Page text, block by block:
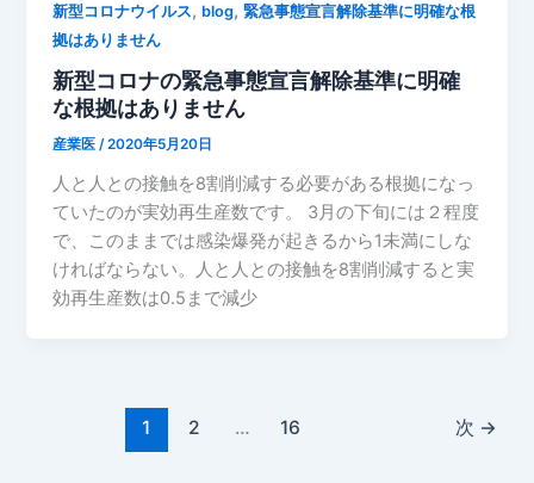
新型コロナウイルス, blog,緊急事態宣言解除基準に明確な根
拠はありません
新型コロナの緊急事態宣言解除基準に明確
な根拠はありません
産業医/2020年5月20日
人と人との接触を8割削減する必要がある根拠になっ
ていたのが実効再生産数です。 3月の下旬には２程度
で、このままでは感染爆発が起きるから1未満にしな
ければならない。人と人との接触を8割削減すると実
効再生産数は0.5まで減少
1 2 … 16 次 →